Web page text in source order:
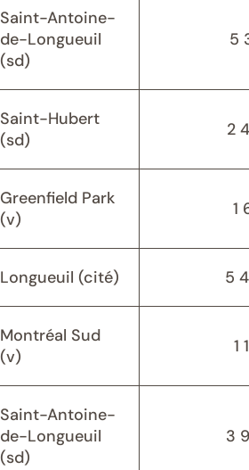
Saint-Antoine-
de-Longueuil
(sd)
5
Saint-Hubert
(sd)
2
Greenfield Park
(v)
1
Longueuil (cité) 5
Montréal Sud
(v)
1
Saint-Antoine-
de-Longueuil
(sd)
3